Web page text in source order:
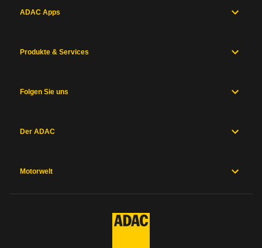
ADAC Apps
Produkte & Services
Folgen Sie uns
Der ADAC
Motorwelt